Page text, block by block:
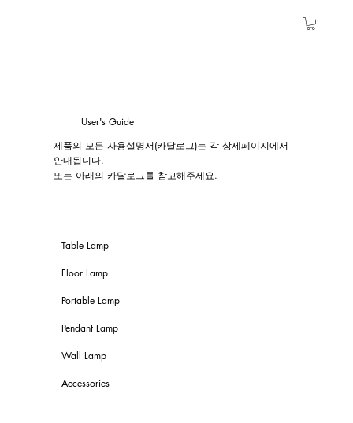
User's Guide
제품의 모든 사용설명서(카달로그)는 각 상세페이지에서
안내됩니다.
​또는 아래의 카달로그를 참고해주세요.
Table Lamp
Floor Lamp
Portable Lamp
Pendant Lamp
Wall Lamp
Accessories